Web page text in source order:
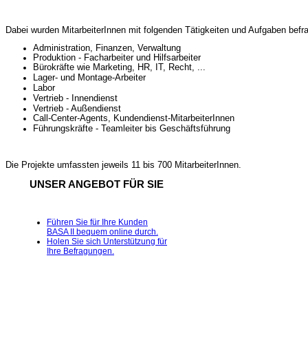
Dabei wurden MitarbeiterInnen mit folgenden Tätigkeiten und Aufgaben
Administration, Finanzen, Verwaltung
Produktion - Facharbeiter und Hilfsarbeiter
Bürokräfte wie Marketing, HR, IT, Recht, ...
Lager- und Montage-Arbeiter
Labor
Vertrieb - Innendienst
Vertrieb - Außendienst
Call-Center-Agents, Kundendienst-MitarbeiterInnen
Führungskräfte - Teamleiter bis Geschäftsführung
Die Projekte umfassten jeweils 11 bis 700 MitarbeiterInnen.
UNSER ANGEBOT FÜR SIE
Führen Sie für Ihre Kunden
BASA II bequem online durch.
Holen Sie sich Unterstützung für
Ihre Befragungen.